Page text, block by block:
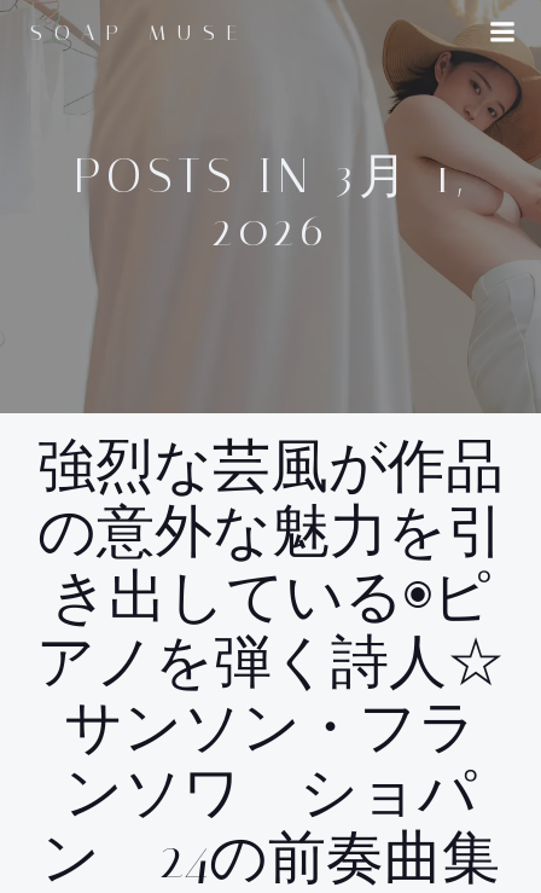
へ
ス
キ
ッ
SOAP MUSE
POSTS IN 3月 1,
2026
強烈な芸風が作品
の意外な魅力を引
き出している◉ピ
アノを弾く詩人☆
サンソン・フラ
ンソワ ショパ
ン 24の前奏曲集